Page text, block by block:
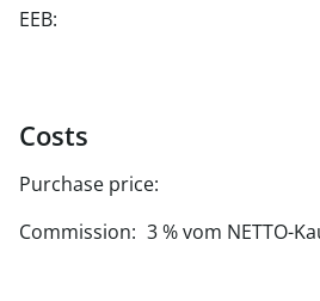
EEB:
Costs
Purchase price:
Commission: 3 % vom NETTO-